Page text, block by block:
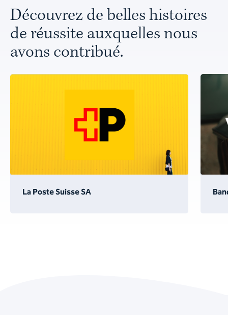
Découvrez de belles histoires
de réussite auxquelles nous
avons contribué.
La Poste Suisse SA